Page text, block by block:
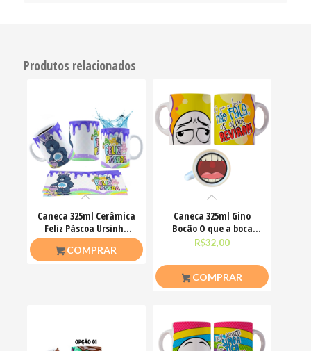
Produtos relacionados
Caneca 325ml Cerâmica
Feliz Páscoa Ursinho
Carinhosos
COMPRAR
Caneca 325ml Gino
Bocão O que a boca
não fala, os olhos
R$32,00
COMPRAR